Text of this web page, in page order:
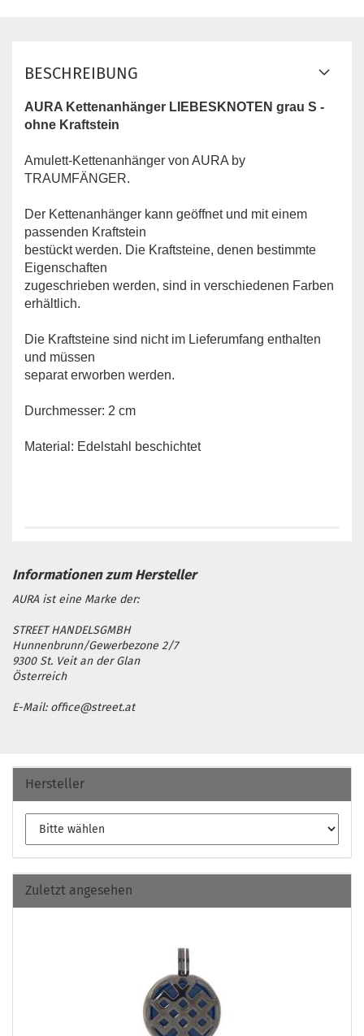
BESCHREIBUNG
AURA Kettenanhänger LIEBESKNOTEN grau S -
ohne Kraftstein
Amulett-Kettenanhänger von AURA by
TRAUMFÄNGER.
Der Kettenanhänger kann geöffnet und mit einem
passenden Kraftstein
bestückt werden. Die Kraftsteine, denen bestimmte
Eigenschaften
zugeschrieben werden, sind in verschiedenen Farben
erhältlich.
Die Kraftsteine sind nicht im Lieferumfang enthalten
und müssen
separat erworben werden.
Durchmesser: 2 cm
Material: Edelstahl beschichtet
AURA ist eine Marke der:
STREET HANDELSGMBH
Hunnenbrunn/Gewerbezone 2/7
9300 St. Veit an der Glan
Österreich
E-Mail: office@street.at
Hersteller
Zuletzt angesehen